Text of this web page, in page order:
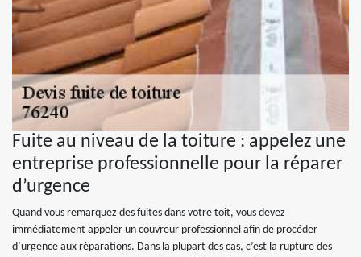
Fuite au niveau de la toiture : appelez une
entreprise professionnelle pour la réparer
d’urgence
Quand vous remarquez des fuites dans votre toit, vous devez
immédiatement appeler un couvreur professionnel afin de procéder
d’urgence aux réparations. Dans la plupart des cas, c’est la rupture des